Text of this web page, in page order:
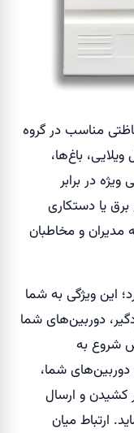
مناسب در گروه
باغ‌ها،
در برابر
یا دستکاری
مدیران و مخاطبان
این ویژگی به شما
دوربین‌های شما
شروع به
دوربین‌های شما،
کشیدن و ارسال
ارتباط میان